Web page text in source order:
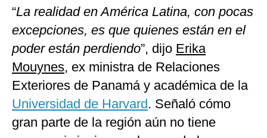
“La realidad en América Latina, con pocas
excepciones, es que quienes están en el
poder están perdiendo”, dijo Erika
Mouynes, ex ministra de Relaciones
Exteriores de Panamá y académica de la
Universidad de Harvard. Señaló cómo
gran parte de la región aún no tiene